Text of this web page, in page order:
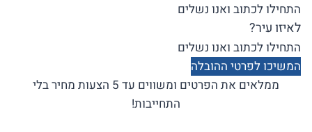
לאיזו עיר?
המשיכו לפרטי ההובלה
ממלאים את הפרטים ומשווים עד 5 הצעות מחיר בלי
התחייבות!